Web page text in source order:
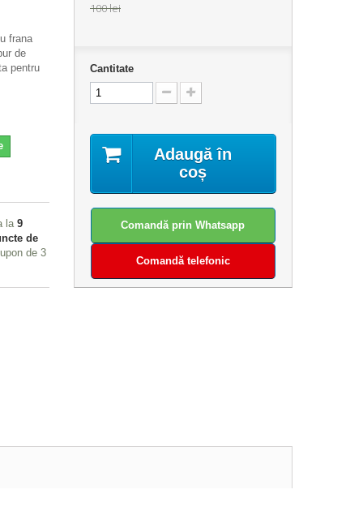
frana
de
pentru
la 9
de
de 3
100 lei
Cantitate
Adaugă în
coș
Comandă prin Whatsapp
Comandă telefonic